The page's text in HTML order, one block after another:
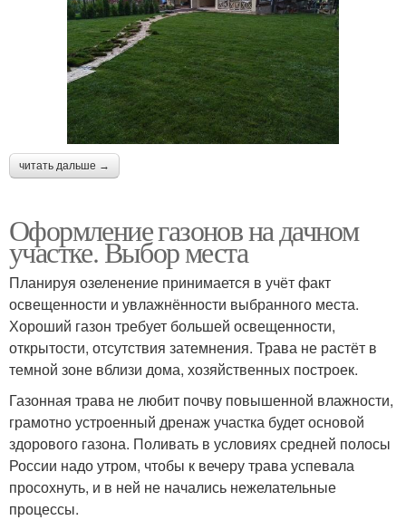
читать дальше →
Оформление газонов на дачном
участке. Выбор места
Планируя озеленение принимается в учёт факт
освещенности и увлажнённости выбранного места.
Хороший газон требует большей освещенности,
открытости, отсутствия затемнения. Трава не растёт в
темной зоне вблизи дома, хозяйственных построек.
Газонная трава не любит почву повышенной влажности,
грамотно устроенный дренаж участка будет основой
здорового газона. Поливать в условиях средней полосы
России надо утром, чтобы к вечеру трава успевала
просохнуть, и в ней не начались нежелательные
процессы.